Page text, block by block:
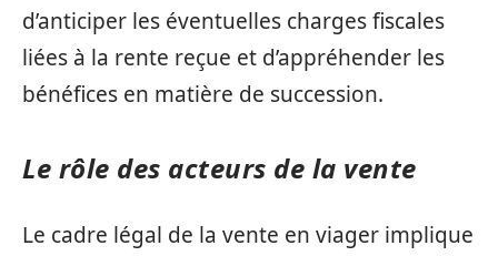
d’anticiper les éventuelles charges fiscales
liées à la rente reçue et d’appréhender les
bénéfices en matière de succession.
Le rôle des acteurs de la vente
Le cadre légal de la vente en viager implique